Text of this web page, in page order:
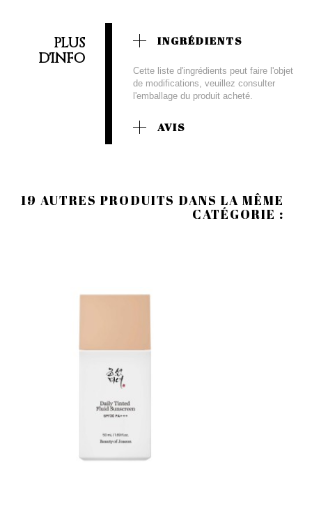
PLUS
D'INFO
INGRÉDIENTS
Cette liste d'ingrédients peut faire l'objet
de modifications, veuillez consulter
l'emballage du produit acheté.
AVIS
19 AUTRES PRODUITS DANS LA MÊME
CATÉGORIE :